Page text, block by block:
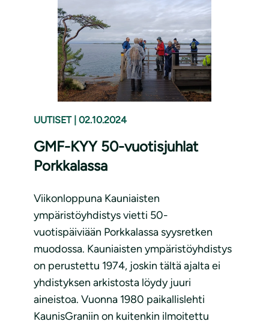
UUTISET 02.10.2024
GMF-KYY 50-vuotisjuhlat
Porkkalassa
Viikonloppuna Kauniaisten
ympäristöyhdistys vietti 50-
vuotispäiviään Porkkalassa syysretken
muodossa. Kauniaisten ympäristöyhdistys
on perustettu 1974, joskin tältä ajalta ei
yhdistyksen arkistosta löydy juuri
aineistoa. Vuonna 1980 paikallislehti
KaunisGraniin on kuitenkin ilmoitettu